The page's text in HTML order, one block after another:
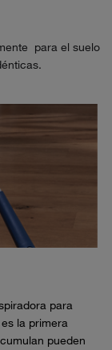
para el suelo
para
la primera
pueden